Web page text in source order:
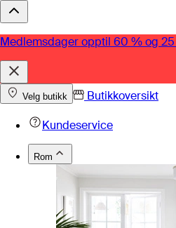
Medlemsdager opptil 60 % og
Velg butikk
Butikkoversikt
Kundeservice
Rom